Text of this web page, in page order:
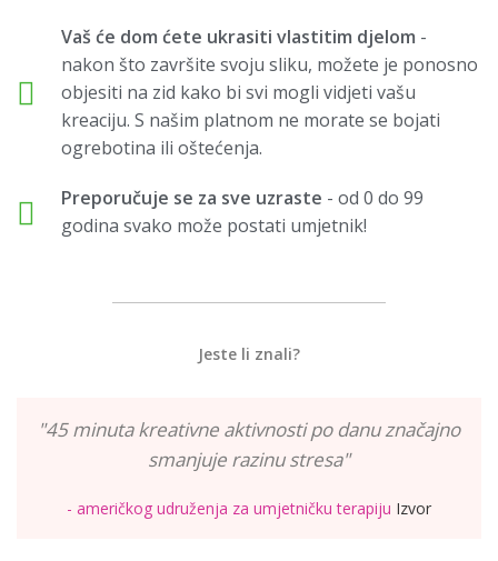
Vaš će dom ćete ukrasiti vlastitim djelom -
nakon što završite svoju sliku, možete je ponosno
objesiti na zid kako bi svi mogli vidjeti vašu
kreaciju. S našim platnom ne morate se bojati
ogrebotina ili oštećenja.
Preporučuje se za sve uzraste - od 0 do 99
godina svako može postati umjetnik!
Jeste li znali?
"45 minuta kreativne aktivnosti po danu značajno
smanjuje razinu stresa"
- američkog udruženja za umjetničku terapiju Izvor